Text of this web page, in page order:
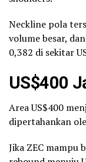
Neckline pola
volume besar,
0,382 di sekitar
US$400
Area US$400
dipertahankan
Jika ZEC mampu